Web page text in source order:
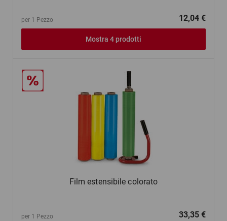
per 1 Pezzo 12,04 €
Mostra 4 prodotti
Film estensibile colorato
per 1 Pezzo 33,35 €